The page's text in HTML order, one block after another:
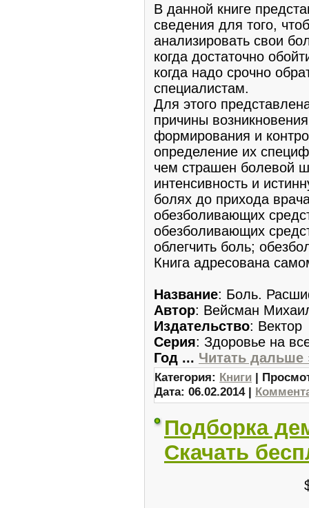
В данной книге
сведения для того,
анализировать свои
когда достаточно
когда надо срочно
специалистам.
Для этого
причины
формирования и
определение их
чем страшен болевой
интенсивность и
болях до прихода
обезболивающих
обезболивающих
облегчить боль;
Книга адресована
Название: Боль.
Автор: Вейсман
Издательство: Вектор
Серия: Здоровье на
Год ... Читать дальше
Категория: Книги |
Дата: 06.02.2014|
Подборка
Скачать